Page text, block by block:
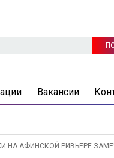
Вакансии
АФИНСКОЙ РИВЬЕРЕ